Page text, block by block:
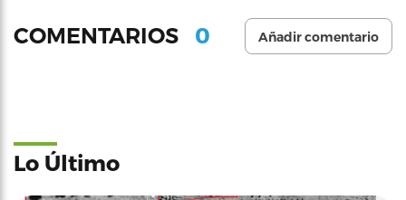
COMENTARIOS 0 Añadir comentario
Lo Último